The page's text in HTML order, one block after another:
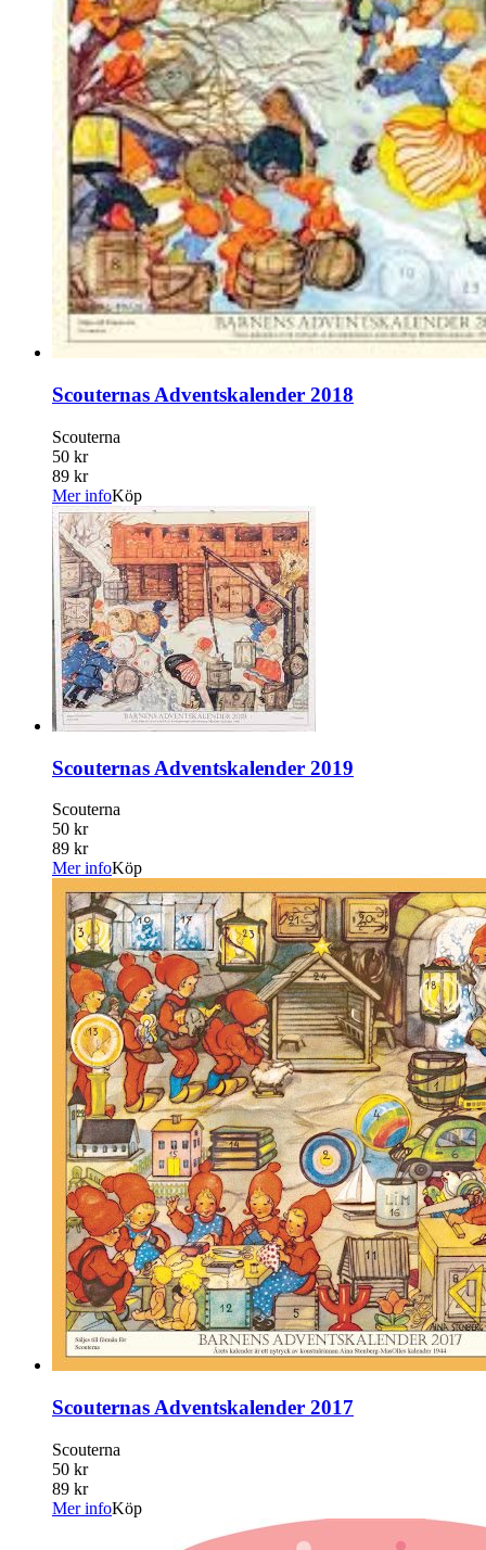
Scouternas Adventskalender 2018
Scouterna
50 kr
89 kr
Mer infoKöp
Scouternas Adventskalender 2019
Scouterna
50 kr
89 kr
Mer infoKöp
Scouternas Adventskalender 2017
Scouterna
50 kr
89 kr
Mer infoKöp